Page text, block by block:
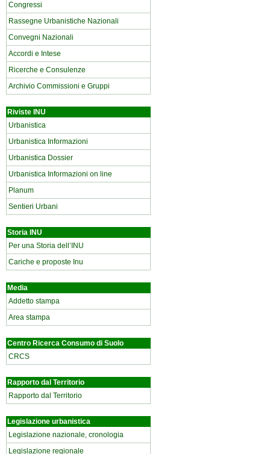
Congressi
Rassegne Urbanistiche Nazionali
Convegni Nazionali
Accordi e Intese
Ricerche e Consulenze
Archivio Commissioni e Gruppi
Riviste INU
Urbanistica
Urbanistica Informazioni
Urbanistica Dossier
Urbanistica Informazioni on line
Planum
Sentieri Urbani
Storia INU
Per una Storia dell’INU
Cariche e proposte Inu
Media
Addetto stampa
Area stampa
Centro Ricerca Consumo di Suolo
CRCS
Rapporto dal Territorio
Rapporto dal Territorio
Legislazione urbanistica
Legislazione nazionale, cronologia
Legislazione regionale